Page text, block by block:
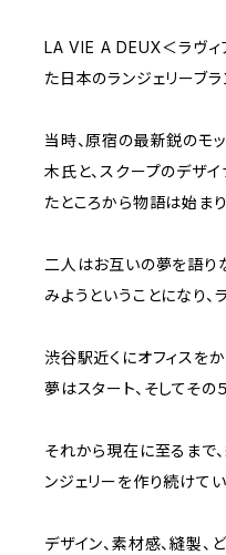
LA VIE A DEUX＜ラヴィ
た日本のランジェリーブラ
当時、原宿の最新鋭のモ
木氏と、スクープのデザ
たところから物語は始まり
二人はお互いの夢を語り
みようということになり、
渋谷駅近くにオフィスを
夢はスタート、そしてそ
それから現在に至るまで
ンジェリーを作り続けてい
デザイン、素材感、縫製、